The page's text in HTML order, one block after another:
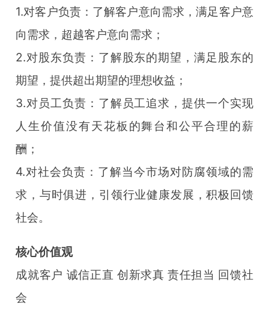
1.对客户负责：了解客户意向需求，满足客户意
向需求，超越客户意向需求；
2.对股东负责：了解股东的期望，满足股东的
期望，提供超出期望的理想收益；
3.对员工负责：了解员工追求，提供一个实现
人生价值没有天花板的舞台和公平合理的薪
酬；
4.对社会负责：了解当今市场对防腐领域的需
求，与时俱进，引领行业健康发展，积极回馈
社会。
核心价值观
成就客户 诚信正直 创新求真 责任担当 回馈社
会